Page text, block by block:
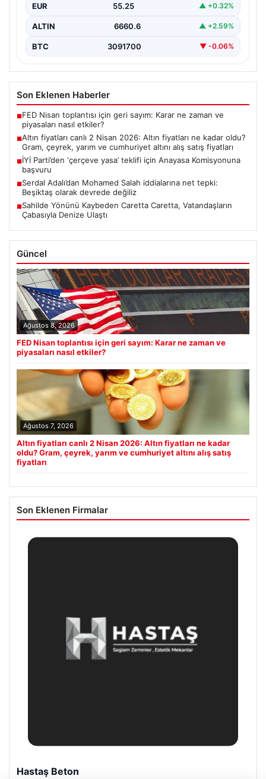
EUR 55.25 ▲ +0.32%
ALTIN 6660.6 ▲ +2.59%
BTC 3091700 ▼ -0.06%
Son Eklenen Haberler
■FED Nisan toplantısı için geri sayım: Karar ne zaman ve
piyasaları nasıl etkiler?
■Altın fiyatları canlı 2 Nisan 2026: Altın fiyatları ne kadar oldu?
Gram, çeyrek, yarım ve cumhuriyet altını alış satış fiyatları
■İYİ Parti’den ‘çerçeve yasa’ teklifi için Anayasa Komisyonuna
başvuru
■Serdal Adalı’dan Mohamed Salah iddialarına net tepki:
Beşiktaş olarak devrede değiliz
■Sahilde Yönünü Kaybeden Caretta Caretta, Vatandaşların
Çabasıyla Denize Ulaştı
Güncel
Ağustos 8, 2026
FED Nisan toplantısı için geri sayım: Karar ne zaman ve
piyasaları nasıl etkiler?
Ağustos 7, 2026
Altın fiyatları canlı 2 Nisan 2026: Altın fiyatları ne kadar
oldu? Gram, çeyrek, yarım ve cumhuriyet altını alış satış
fiyatları
Son Eklenen Firmalar
Prenses Night Club